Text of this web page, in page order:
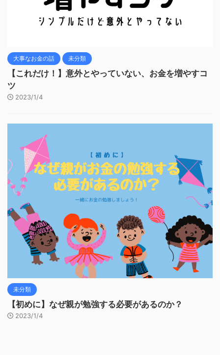
大事なお金の話 未分類
【これだけ！】意外とやっていない、お金を増やすコ
ツ
2023/1/4
未分類
【初めに】なぜ親が勉強する必要があるのか？
2023/1/4